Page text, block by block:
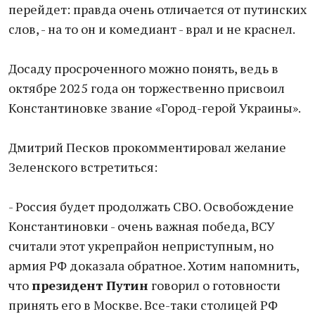
перейдет: правда очень отличается от путинских
слов, - на то он и комедиант - врал и не краснел.
Досаду просроченного можно понять, ведь в
октябре 2025 года он торжественно присвоил
Константиновке звание «Город-герой Украины».
Дмитрий Песков прокомментировал желание
Зеленского встретиться:
- Россия будет продолжать СВО. Освобождение
Константиновки - очень важная победа, ВСУ
считали этот укрепрайон неприступным, но
армия РФ доказала обратное. Хотим напомнить,
чтопрезидент Путин говорил о готовности
принять его в Москве. Все-таки столицей РФ